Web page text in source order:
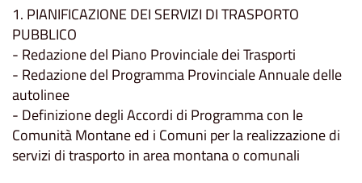
1. PIANIFICAZIONE DEI SERVIZI DI TRASPORTO
PUBBLICO
- Redazione del Piano Provinciale dei Trasporti
- Redazione del Programma Provinciale Annuale delle
autolinee
- Definizione degli Accordi di Programma con le
Comunità Montane ed i Comuni per la realizzazione di
servizi di trasporto in area montana o comunali